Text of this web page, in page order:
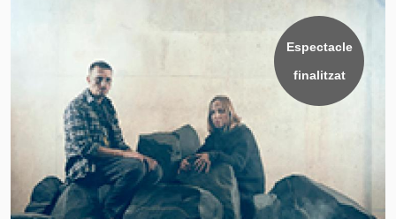
Espectacle
finalitzat